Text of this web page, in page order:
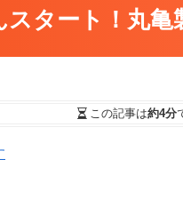
タート！丸亀
この記事は約4分